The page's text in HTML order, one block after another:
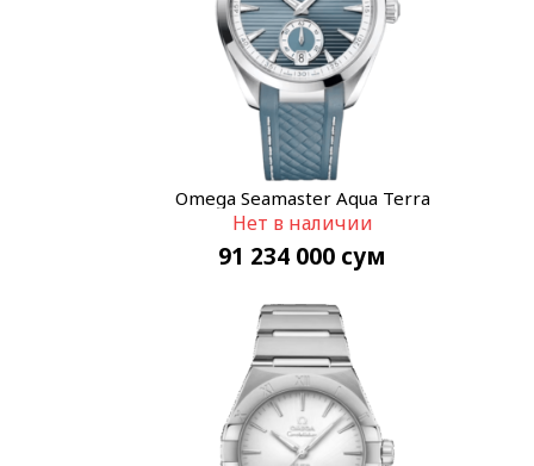
Omega Seamaster Aqua Terra
220.12.41.21.03.005
Нет в наличии
91 234 000 сум